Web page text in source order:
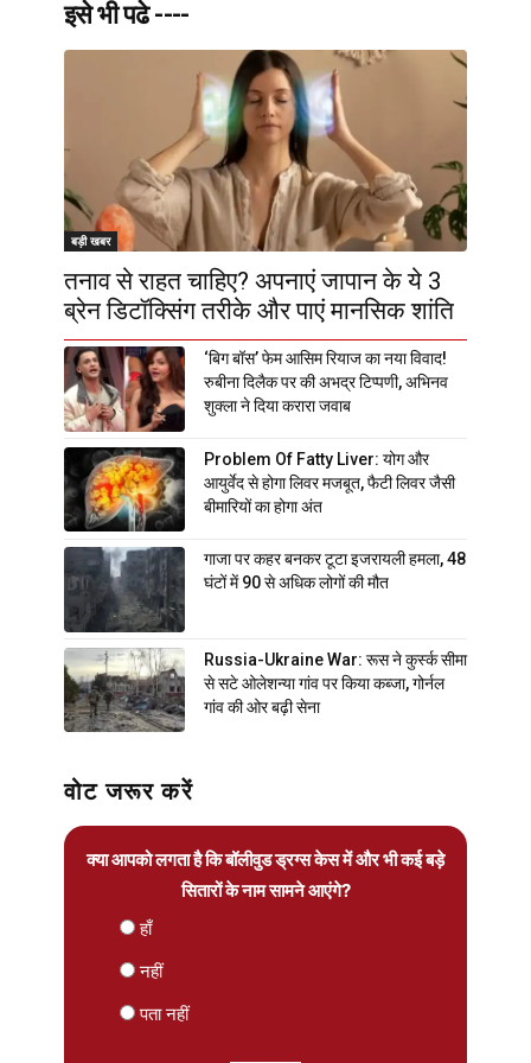
इसे भी पढे ----
बड़ी खबर
तनाव से राहत चाहिए? अपनाएं जापान के ये 3
ब्रेन डिटॉक्सिंग तरीके और पाएं मानसिक शांति
‘बिग बॉस’ फेम आसिम रियाज का नया विवाद!
रुबीना दिलैक पर की अभद्र टिप्पणी, अभिनव
शुक्ला ने दिया करारा जवाब
Problem Of Fatty Liver: योग और
आयुर्वेद से होगा लिवर मजबूत, फैटी लिवर जैसी
बीमारियों का होगा अंत
गाजा पर कहर बनकर टूटा इजरायली हमला, 48
घंटों में 90 से अधिक लोगों की मौत
Russia-Ukraine War: रूस ने कुर्स्क सीमा
से सटे ओलेशन्या गांव पर किया कब्जा, गोर्नल
गांव की ओर बढ़ी सेना
वोट जरूर करें
क्या आपको लगता है कि बॉलीवुड ड्रग्स केस में और भी कई बड़े
सितारों के नाम सामने आएंगे?
हाँ
नहीं
पता नहीं